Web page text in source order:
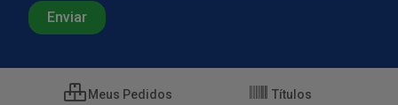
Meus Pedidos Títulos